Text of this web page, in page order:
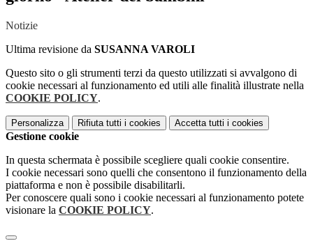
Notizie
Ultima revisione da SUSANNA VAROLI
Questo sito o gli strumenti terzi da questo utilizzati si avvalgono di
cookie necessari al funzionamento ed utili alle finalità illustrate nella
COOKIE POLICY.
Personalizza Rifiuta tutti i cookies Accetta tutti i cookies
Gestione cookie
In questa schermata è possibile scegliere quali cookie consentire.
I cookie necessari sono quelli che consentono il funzionamento della
piattaforma e non è possibile disabilitarli.
Per conoscere quali sono i cookie necessari al funzionamento potete
visionare la COOKIE POLICY.